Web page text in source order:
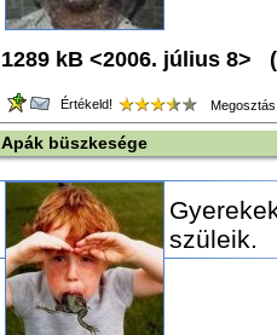
1289 kB <2006. július 8> (
Értékeld!
Apák büszkesége
szüleik.